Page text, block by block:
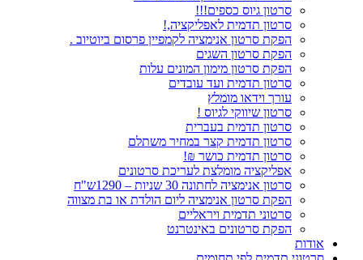
סרטון גיוס כספים!!!
סרטון תדמית לאפליקציה,!
הפקת סרטון אנימציה לקמפיין פרסום ביוטיוב .
הפקת סרטון השגים
הפקת סרטון מימון המונים עלות
סרטון תדמית ועד עובדים
עורך וידאו מומלץ
סרטון שיווקי לגיוס !
סרטון תדמית בעברית
סרטון תדמית קצר במחיר משתלם
סרטון תדמית כושר ₪!
אפליקציה מומלצת לעריכת סרטונים
סרטון אנימציה לחתונה 30 שניות – 1290ש"ח
הפקת סרטון אנימציה ליום הולדת או בת מצווה
סרטוני תדמית ויראליים
הפקת סרטונים באינטרנט
אודות